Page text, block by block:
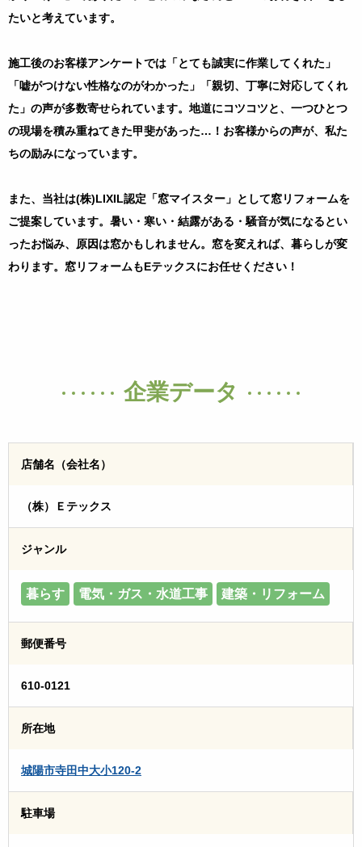
たいと考えています。
施工後のお客様アンケートでは「とても誠実に作業してくれた」
「嘘がつけない性格なのがわかった」「親切、丁寧に対応してくれ
た」の声が多数寄せられています。地道にコツコツと、一つひとつ
の現場を積み重ねてきた甲斐があった… ！お客様からの声が、私た
ちの励みになっています。
また、当社は(株)LIXIL認定「窓マイスター」として窓リフォームを
ご提案しています。暑い・寒い・結露がある・騒音が気になるとい
ったお悩み、原因は窓かもしれません。窓を変えれば、暮らしが変
わります。窓リフォームもEテックスにお任せください！
企業データ
店舗名（会社名）
（株）Ｅテックス
ジャンル
暮らす 電気・ガス・水道工事 建築・リフォーム
郵便番号
610-0121
所在地
城陽市寺田中大小120-2
駐車場